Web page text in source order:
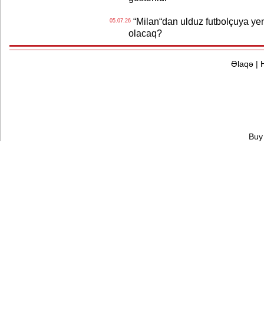
05.07.26“Milan“dan ulduz futbolçuya
olacaq?
Əlaqə|